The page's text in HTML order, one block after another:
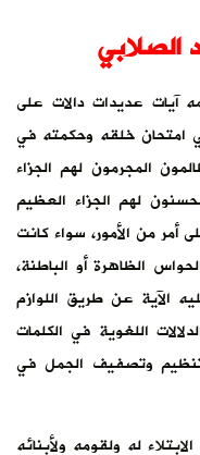
عديدات دالات على
امتحان خلقه وحكمته في
المجرمون لهم الجزاء
لهم الجزاء العظيم
أمر من الأمور، سواء كانت
الظاهرة أو الباطنة،
الآية عن طريق اللوازم
اللغوية في الكلمات
وتصفيف الجمل في
له ولقومه ولأبنائه